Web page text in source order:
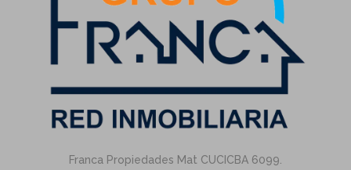
Franca Propiedades Mat CUCICBA 6099.